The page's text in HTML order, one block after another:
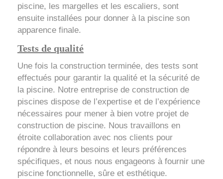
piscine, les margelles et les escaliers, sont
ensuite installées pour donner à la piscine son
apparence finale.
Tests de qualité
Une fois la construction terminée, des tests sont
effectués pour garantir la qualité et la sécurité de
la piscine. Notre entreprise de construction de
piscines dispose de l’expertise et de l’expérience
nécessaires pour mener à bien votre projet de
construction de piscine. Nous travaillons en
étroite collaboration avec nos clients pour
répondre à leurs besoins et leurs préférences
spécifiques, et nous nous engageons à fournir une
piscine fonctionnelle, sûre et esthétique.